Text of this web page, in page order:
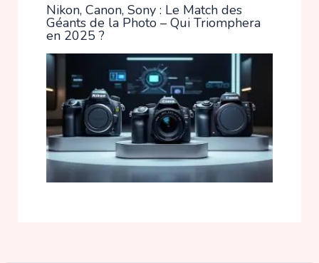
Nikon, Canon, Sony : Le Match des
Géants de la Photo – Qui Triomphera
en 2025 ?